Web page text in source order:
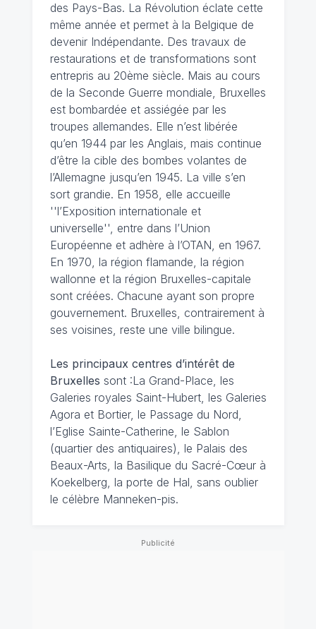
des Pays-Bas. La Révolution éclate cette
même année et permet à la Belgique de
devenir Indépendante. Des travaux de
restaurations et de transformations sont
entrepris au 20ème siècle. Mais au cours
de la Seconde Guerre mondiale, Bruxelles
est bombardée et assiégée par les
troupes allemandes. Elle n’est libérée
qu’en 1944 par les Anglais, mais continue
d’être la cible des bombes volantes de
l’Allemagne jusqu’en 1945. La ville s’en
sort grandie. En 1958, elle accueille
''l’Exposition internationale et
universelle'', entre dans l’Union
Européenne et adhère à l’OTAN, en 1967.
En 1970, la région flamande, la région
wallonne et la région Bruxelles-capitale
sont créées. Chacune ayant son propre
gouvernement. Bruxelles, contrairement à
ses voisines, reste une ville bilingue.
Les principaux centres d’intérêt de
Bruxelles sont :La Grand-Place, les
Galeries royales Saint-Hubert, les Galeries
Agora et Bortier, le Passage du Nord,
l’Eglise Sainte-Catherine, le Sablon
(quartier des antiquaires), le Palais des
Beaux-Arts, la Basilique du Sacré-Cœur à
Koekelberg, la porte de Hal, sans oublier
le célèbre Manneken-pis.